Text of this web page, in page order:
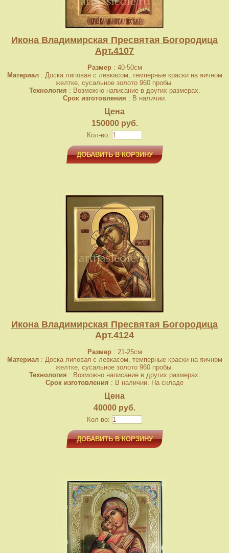
Икона Владимирская Пресвятая Богородица
Арт.4107
Размер: 40-50см
Материал: Доска липовая с левкасом, темперные краски на яичном
желтке, сусальное золото 960 пробы.
Технология : Возможно написание в других размерах.
Срок изготовления : В наличии.
Цена
150000 руб.
Кол-во:
ДОБАВИТЬ В КОРЗИНУ
Икона Владимирская Пресвятая Богородица
Арт.4124
Размер: 21-25см
Материал: Доска липовая с левкасом, темперные краски на яичном
желтке, сусальное золото 960 пробы.
Технология : Возможно написание в других размерах.
Срок изготовления : В наличии. На складе
Цена
40000 руб.
Кол-во:
ДОБАВИТЬ В КОРЗИНУ